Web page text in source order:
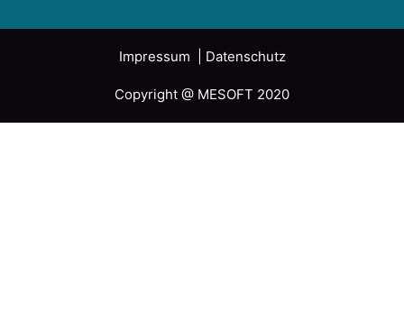
Impressum | Datenschutz
Copyright @ MESOFT 2020